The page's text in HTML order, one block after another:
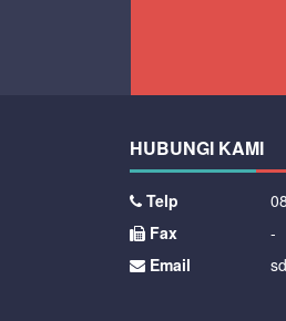
HUBUNGI KAMI
Telp
Fax
-
Email